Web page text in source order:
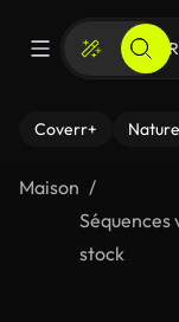
Coverr+ Nature
Maison
Séquences
stock